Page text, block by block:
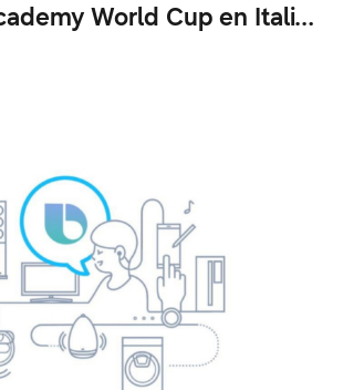
World Cup en Italia
de Samsung